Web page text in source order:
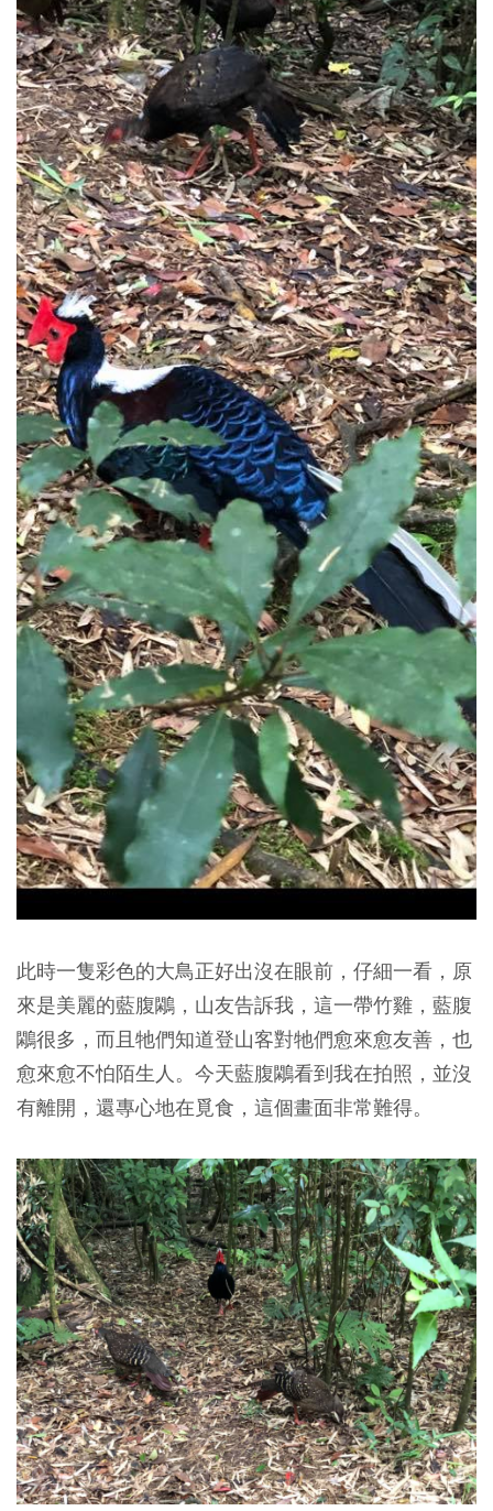
此時一隻彩色的大鳥正好出沒在眼前，仔細一看，原
來是美麗的藍腹鷴，山友告訴我，這一帶竹雞，藍腹
鷴很多，而且牠們知道登山客對牠們愈來愈友善，也
愈來愈不怕陌生人。今天藍腹鷴看到我在拍照，並沒
有離開，還專心地在覓食，這個畫面非常難得。